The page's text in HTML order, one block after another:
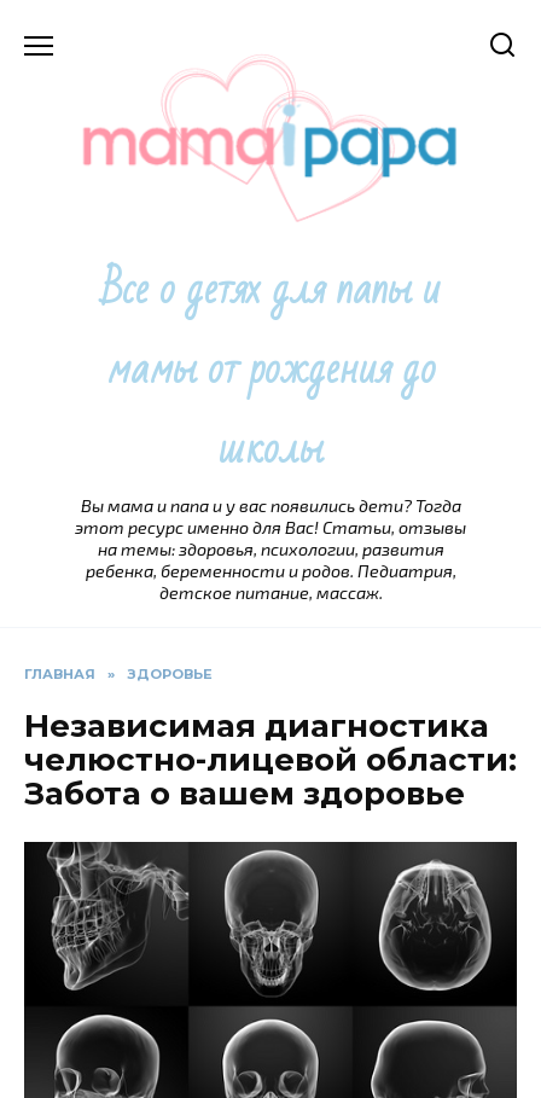
Все о детях для папы и
мамы от рождения до
школы
Вы мама и папа и у вас появились дети? Тогда
этот ресурс именно для Вас! Статьи, отзывы
на темы: здоровья, психологии, развития
ребенка, беременности и родов. Педиатрия,
детское питание, массаж.
ГЛАВНАЯ » ЗДОРОВЬЕ
Независимая диагностика
челюстно-лицевой области:
Забота о вашем здоровье